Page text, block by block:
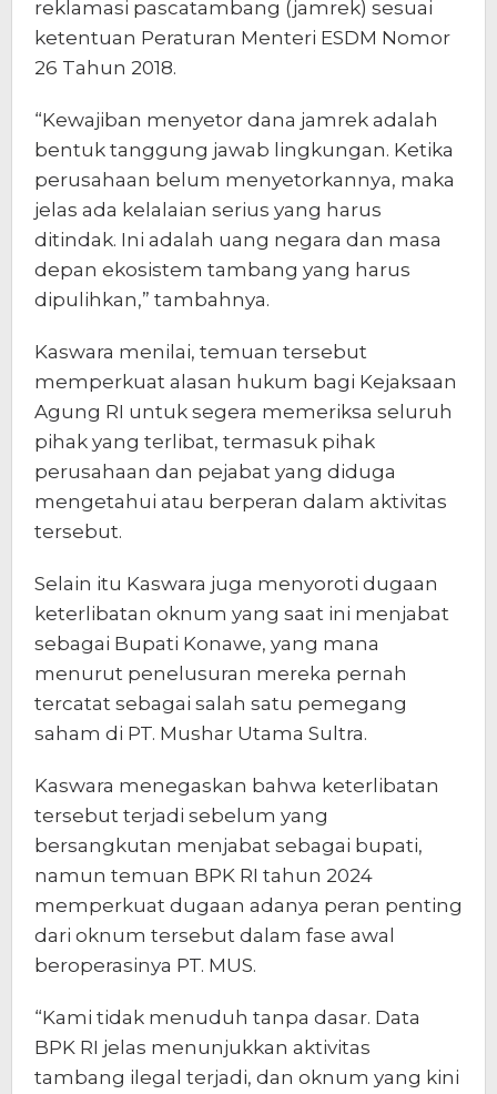
reklamasi pascatambang (jamrek) sesuai
ketentuan Peraturan Menteri ESDM Nomor
26 Tahun 2018.
“Kewajiban menyetor dana jamrek adalah
bentuk tanggung jawab lingkungan. Ketika
perusahaan belum menyetorkannya, maka
jelas ada kelalaian serius yang harus
ditindak. Ini adalah uang negara dan masa
depan ekosistem tambang yang harus
dipulihkan,” tambahnya.
Kaswara menilai, temuan tersebut
memperkuat alasan hukum bagi Kejaksaan
Agung RI untuk segera memeriksa seluruh
pihak yang terlibat, termasuk pihak
perusahaan dan pejabat yang diduga
mengetahui atau berperan dalam aktivitas
tersebut.
Selain itu Kaswara juga menyoroti dugaan
keterlibatan oknum yang saat ini menjabat
sebagai Bupati Konawe, yang mana
menurut penelusuran mereka pernah
tercatat sebagai salah satu pemegang
saham di PT. Mushar Utama Sultra.
Kaswara menegaskan bahwa keterlibatan
tersebut terjadi sebelum yang
bersangkutan menjabat sebagai bupati,
namun temuan BPK RI tahun 2024
memperkuat dugaan adanya peran penting
dari oknum tersebut dalam fase awal
beroperasinya PT. MUS.
“Kami tidak menuduh tanpa dasar. Data
BPK RI jelas menunjukkan aktivitas
tambang ilegal terjadi, dan oknum yang kini